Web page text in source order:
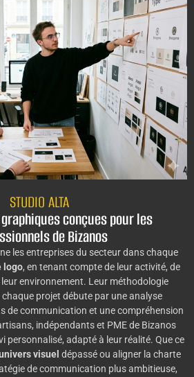
STUDIO ALTA
conçues pour les
de Bizanos
les entreprises du secteur dans chaque
logo, en tenant compte de leur activité, de
environnement. Leur méthodologie
chaque projet débute par une analyse
de communication et une compréhension
indépendants et PME de Bizanos
personnalisé, adapté à leur réalité. Que ce
visuel dépassé ou aligner la charte
de communication plus ambitieuse,